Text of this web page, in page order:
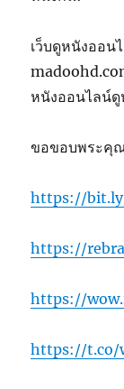
เว็บดูหนังออน
หนังออนไลน์
ขอขอบพระคุ
https://
https://
https://
https://t.co/